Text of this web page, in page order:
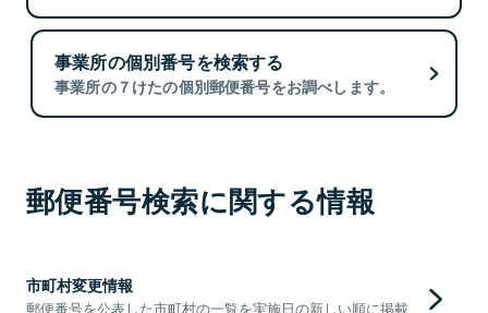
事業所の個別番号を検索する
事業所の７けたの個別郵便番号をお調べします。
郵便番号検索に関する情報
市町村変更情報
郵便番号を公表した市町村の一覧を実施日の新しい順に掲載